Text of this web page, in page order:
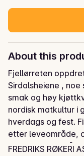
About this
Fjellørreten
Sirdalsheiene ,
smak og høy
nordisk matkultur i
hverdags og fest.
etter leveområde,
rød. Den er rik på
FREDRIKS